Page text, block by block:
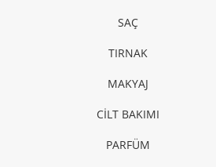
SAÇ
TIRNAK
MAKYAJ
CİLT BAKIMI
PARFÜM